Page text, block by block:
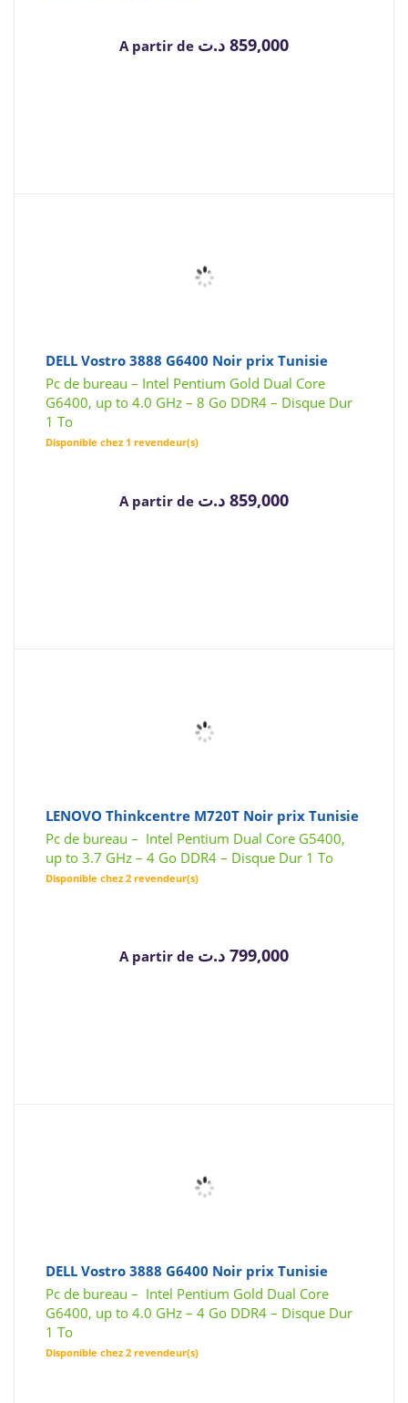
A partir de 859,000 د.ت
DELL Vostro 3888 G6400 Noir prix Tunisie
Pc de bureau – Intel Pentium Gold Dual Core
G6400, up to 4.0 GHz – 8 Go DDR4 – Disque Dur
1 To
Disponible chez 1 revendeur(s)
A partir de 859,000 د.ت
LENOVO Thinkcentre M720T Noir prix Tunisie
Pc de bureau – Intel Pentium Dual Core G5400,
up to 3.7 GHz – 4 Go DDR4 – Disque Dur 1 To
Disponible chez 2 revendeur(s)
A partir de 799,000 د.ت
DELL Vostro 3888 G6400 Noir prix Tunisie
Pc de bureau – Intel Pentium Gold Dual Core
G6400, up to 4.0 GHz – 4 Go DDR4 – Disque Dur
1 To
Disponible chez 2 revendeur(s)